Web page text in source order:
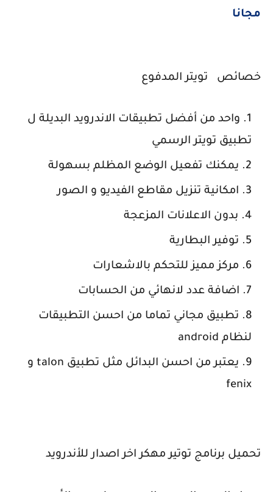
مجانا
خصائص تويتر المدفوع
واحد من أفضل تطبيقات الاندرويد البديلة ل
تطبيق تويتر الرسمي
يمكنك تفعيل الوضع المظلم بسهولة
امكانية تنزيل مقاطع الفيديو و الصور
بدون الاعلانات المزعجة
توفير البطارية
مركز مميز للتحكم بالاشعارات
اضافة عدد لانهائي من الحسابات
تطبيق مجاني تماما من احسن التطبيقات
لنظام android
يعتبر من احسن البدائل مثل تطبيق talon و
fenix
تحميل برنامج توتير مهكر اخر اصدار للأندرويد